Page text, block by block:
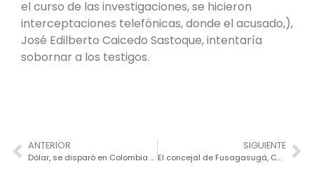
el curso de las investigaciones, se hicieron
interceptaciones telefónicas, donde el acusado,),
José Edilberto Caicedo Sastoque, intentaría
sobornar a los testigos.
ANTERIOR
Dólar, se disparó en Colombia por rebaja de calificación de S&P a deuda del país
SIGUIENTE
El concejal de Fusagasugá, Carlos Alberto Hernández, Preocupado por incumplimiento en la recuperación de espacio público.